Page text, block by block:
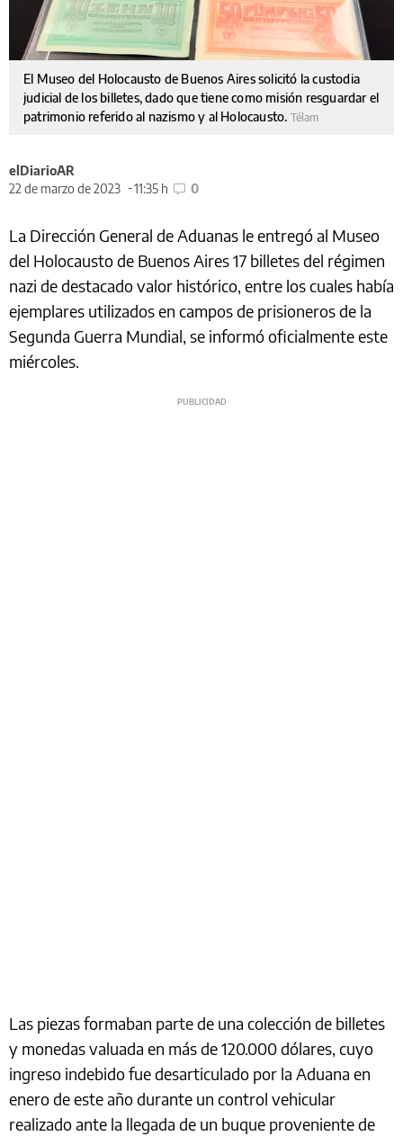
El Museo del Holocausto de Buenos Aires solicitó la custodia
judicial de los billetes, dado que tiene como misión resguardar el
patrimonio referido al nazismo y al Holocausto. Télam
elDiarioAR
22 de marzo de 2023
11:35 h 0
La Dirección General de Aduanas le entregó al Museo
del Holocausto de Buenos Aires 17 billetes del régimen
nazi de destacado valor histórico, entre los cuales había
ejemplares utilizados en campos de prisioneros de la
Segunda Guerra Mundial, se informó oficialmente este
miércoles.
Las piezas formaban parte de una colección de billetes
y monedas valuada en más de 120.000 dólares, cuyo
ingreso indebido fue desarticulado por la Aduana en
enero de este año durante un control vehicular
realizado ante la llegada de un buque proveniente de